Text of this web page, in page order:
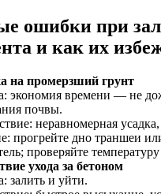
ошибки при
и как их
на промерзший грунт
экономия времени — не
почвы.
неравномерная
прогрейте дно траншеи
проверяйте
ухода за бетоном
залить и уйти.